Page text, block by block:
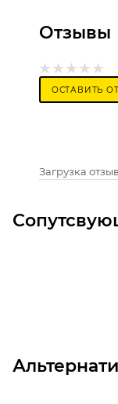
Отзывы
ОСТАВИТЬ
Загрузка